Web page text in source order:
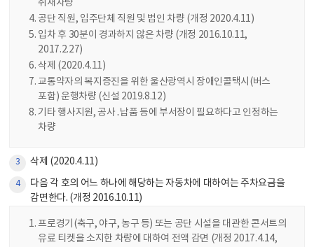
취재차량
공단 직원, 입주단체 직원 및 법인 차량 (개정 2020.4.11)
입차 후 30분이 경과하지 않은 차량 (개정 2016.10.11,
2017.2.27)
삭제 (2020.4.11)
교통약자의 복지증진을 위한 울산광역시 장애인콜택시(버스
포함) 운행차량 (신설 2019.8.12)
기타 행사지원, 공사․납품 등에 부서장이 필요하다고 인정하는
차량
3 삭제 (2020.4.11)
4
다음 각 호의 어느 하나에 해당하는 자동차에 대하여는 주차요금을
감면한다. (개정 2016.10.11)
프로경기(축구, 야구, 농구 등) 또는 공단 시설을 대관한 콘서트의
유료 티켓을 소지한 차량에 대하여 전액 감면 (개정 2017.4.14,